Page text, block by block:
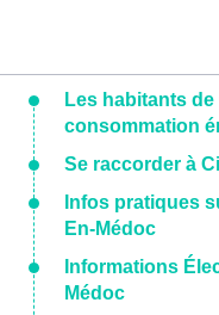
Les habitants
consommation
Se raccorder à
Infos pratiques
En-Médoc
Informations
Médoc